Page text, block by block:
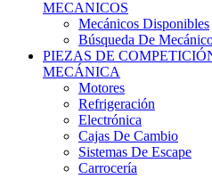
Búsqueda De Mecánicos
PIEZAS DE COMPETICIÓN
MECÁNICA
Motores
Refrigeración
Electrónica
Cajas De Cambio
Sistemas De Escape
Carrocería
Depositos